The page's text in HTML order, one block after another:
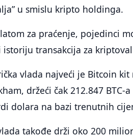
u smislu kripto holdinga.
za praćenje, pojedinci
transakcija za
vlada najveći je Bitcoin kit
držeći čak 212.847 BTC-
dolara na bazi trenutnih
takođe drži oko 200